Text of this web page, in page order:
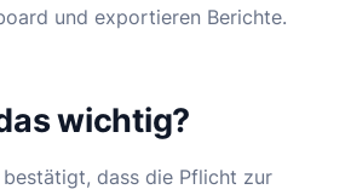
und exportieren Berichte.
wichtig?
bestätigt, dass die Pflicht zur